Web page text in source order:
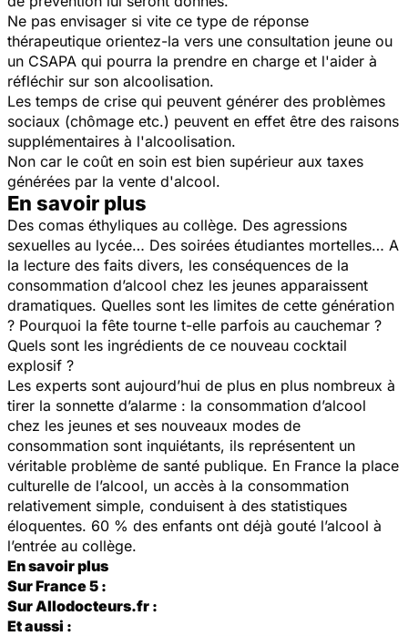
Ne pas envisager si vite ce type de réponse
thérapeutique orientez-la vers une consultation jeune ou
un CSAPA qui pourra la prendre en charge et l'aider à
réfléchir sur son alcoolisation.
Les temps de crise qui peuvent générer des problèmes
sociaux (chômage etc.) peuvent en effet être des raisons
supplémentaires à l'alcoolisation.
Non car le coût en soin est bien supérieur aux taxes
générées par la vente d'alcool.
En savoir plus
Des comas éthyliques au collège. Des agressions
sexuelles au lycée… Des soirées étudiantes mortelles… A
la lecture des faits divers, les conséquences de la
consommation d’alcool chez les jeunes apparaissent
dramatiques. Quelles sont les limites de cette génération
? Pourquoi la fête tourne t-elle parfois au cauchemar ?
Quels sont les ingrédients de ce nouveau cocktail
explosif ?
Les experts sont aujourd’hui de plus en plus nombreux à
tirer la sonnette d’alarme : la consommation d’alcool
chez les jeunes et ses nouveaux modes de
consommation sont inquiétants, ils représentent un
véritable problème de santé publique. En France la place
culturelle de l’alcool, un accès à la consommation
relativement simple, conduisent à des statistiques
éloquentes. 60 % des enfants ont déjà gouté l’alcool à
l’entrée au collège.
En savoir plus
Sur France 5 :
Sur Allodocteurs.fr :
Et aussi :